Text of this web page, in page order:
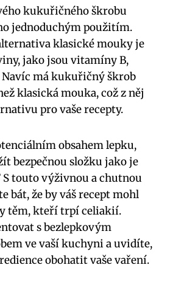
kukuřičného škrobu
jednoduchým použitím.
klasické mouky je
jako jsou vitamíny B,
Navíc má kukuřičný škrob
klasická mouka, což z něj
pro vaše recepty.
obsahem lepku,
bezpečnou složku jako je
touto výživnou a chutnou
bát, že by váš recept mohl
těm, kteří trpí celiakií.
s bezlepkovým
ve vaší kuchyni a uvidíte,
obohatit vaše vaření.